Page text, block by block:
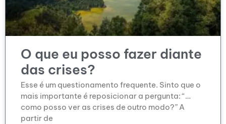
O que eu posso fazer diante
das crises?
Esse é um questionamento frequente. Sinto que o
mais importante é reposicionar a pergunta: “…
como posso ver as crises de outro modo?” A
partir de